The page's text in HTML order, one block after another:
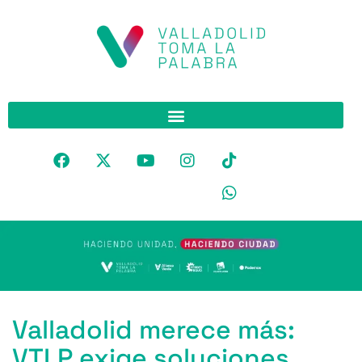
Valladolid merece más: